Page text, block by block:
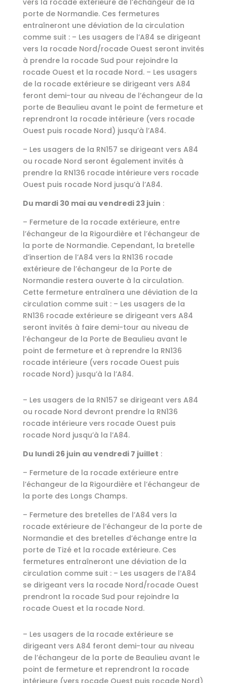
vers la rocade extérieure de l’échangeur de la
porte de Normandie. Ces fermetures
entraîneront une déviation de la circulation
comme suit : – Les usagers de l’A84 se dirigeant
vers la rocade Nord/rocade Ouest seront invités
à prendre la rocade Sud pour rejoindre la
rocade Ouest et la rocade Nord. – Les usagers
de la rocade extérieure se dirigeant vers A84
feront demi-tour au niveau de l’échangeur de la
porte de Beaulieu avant le point de fermeture et
reprendront la rocade intérieure (vers rocade
Ouest puis rocade Nord) jusqu’à l’A84.
– Les usagers de la RN157 se dirigeant vers A84
ou rocade Nord seront également invités à
prendre la RN136 rocade intérieure vers rocade
Ouest puis rocade Nord jusqu’à l’A84.
Du mardi 30 mai au vendredi 23 juin :
– Fermeture de la rocade extérieure, entre
l’échangeur de la Rigourdière et l’échangeur de
la porte de Normandie. Cependant, la bretelle
d’insertion de l’A84 vers la RN136 rocade
extérieure de l’échangeur de la Porte de
Normandie restera ouverte à la circulation.
Cette fermeture entraînera une déviation de la
circulation comme suit : – Les usagers de la
RN136 rocade extérieure se dirigeant vers A84
seront invités à faire demi-tour au niveau de
l’échangeur de la Porte de Beaulieu avant le
point de fermeture et à reprendre la RN136
rocade intérieure (vers rocade Ouest puis
rocade Nord) jusqu’à la l’A84.
– Les usagers de la RN157 se dirigeant vers A84
ou rocade Nord devront prendre la RN136
rocade intérieure vers rocade Ouest puis
rocade Nord jusqu’à la l’A84.
Du lundi 26 juin au vendredi 7 juillet :
– Fermeture de la rocade extérieure entre
l’échangeur de la Rigourdière et l’échangeur de
la porte des Longs Champs.
– Fermeture des bretelles de l’A84 vers la
rocade extérieure de l’échangeur de la porte de
Normandie et des bretelles d’échange entre la
porte de Tizé et la rocade extérieure. Ces
fermetures entraîneront une déviation de la
circulation comme suit : – Les usagers de l’A84
se dirigeant vers la rocade Nord/rocade Ouest
prendront la rocade Sud pour rejoindre la
rocade Ouest et la rocade Nord.
– Les usagers de la rocade extérieure se
dirigeant vers A84 feront demi-tour au niveau
de l’échangeur de la porte de Beaulieu avant le
point de fermeture et reprendront la rocade
intérieure (vers rocade Ouest puis rocade Nord)